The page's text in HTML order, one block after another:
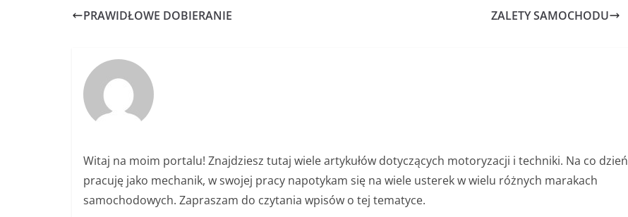
PRAWIDŁOWE DOBIERANIE ZALETY SAMOCHODU
Witaj na moim portalu! Znajdziesz tutaj wiele artykułów dotyczących motoryzacji i techniki. Na co dzień
pracuję jako mechanik, w swojej pracy napotykam się na wiele usterek w wielu różnych marakach
samochodowych. Zapraszam do czytania wpisów o tej tematyce.